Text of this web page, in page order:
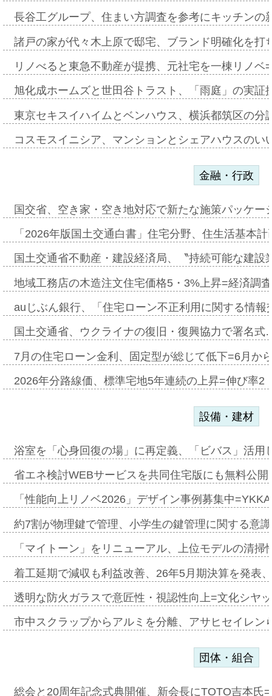
長谷工グループ、住まい方調査を参考にキッチン
諸戸の家が代々木上原で邸宅、ブランド明確化を
リノべると東急不動産が提携、元社宅を一棟リノ
旭化成ホームズと世田谷トラスト、「雨庭」の実
東京セキスイハイムとベンハウス、横浜都筑区の
コスモスイニシア、マンションとシェアハウスの
金融・行政
国交省、空き家・空き地対応で新たな施策パッケ
「2026年版国土交通白書」住宅分野、住生活基本
国土交通省不動産・建設経済局、〝持続可能な建
地域工務店の木造注文住宅価格5・3%上昇=経済調
auじぶん銀行、「住宅ローン不正利用に関する情
国土交通省、ウクライナの復旧・復興協力で署名
7月の住宅ローン金利、固定型が総じて低下=6月か
2026年分路線価、標準宅地5年連続の上昇=伸び率
設備・建材
浴室を「心身回復の場」に再定義、「ビバス」活
省エネ検討WEBサービスを共同住宅版にも無料公
「性能向上リノベ2026」デザイン事例募集中
約7割が物理鍵で管理、小学生の鍵管理に関する意
「マイトーン」をリニューアル、上位モデルの清
着工延期で減収も利益改善、26年5月期決算を発表
透明な防火ガラスで意匠性・視認性向上=文化シヤ
市中スクラップからアルミを分離、アサヒセイレ
団体・組合
総会と20周年記念式典開催、新会長にTOTO吉本氏